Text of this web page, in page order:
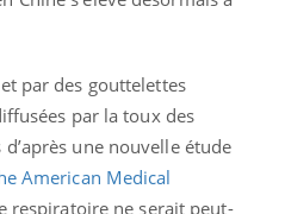
par des gouttelettes
par la toux des
une nouvelle étude
American Medical
respiratoire ne serait peut-